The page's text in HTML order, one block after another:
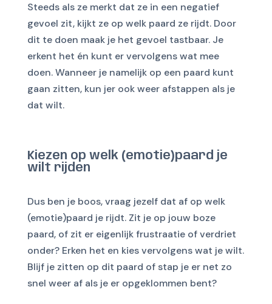
Steeds als ze merkt dat ze in een negatief
gevoel zit, kijkt ze op welk paard ze rijdt. Door
dit te doen maak je het gevoel tastbaar. Je
erkent het én kunt er vervolgens wat mee
doen. Wanneer je namelijk op een paard kunt
gaan zitten, kun jer ook weer afstappen als je
dat wilt.
Kiezen op welk (emotie)paard je
wilt rijden
Dus ben je boos, vraag jezelf dat af op welk
(emotie)paard je rijdt. Zit je op jouw boze
paard, of zit er eigenlijk frustraatie of verdriet
onder? Erken het en kies vervolgens wat je wilt.
Blijf je zitten op dit paard of stap je er net zo
snel weer af als je er opgeklommen bent?